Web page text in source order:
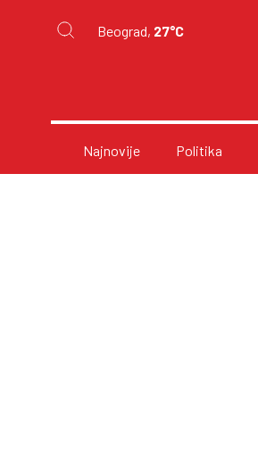
Beograd, 27°C
Najnovije Politika